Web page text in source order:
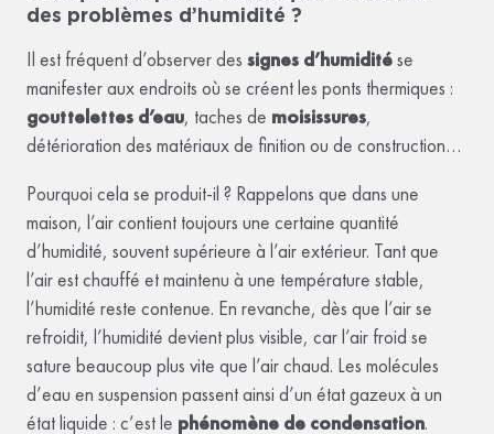
des problèmes d’humidité ?
Il est fréquent d’observer des signes d’humiditése
manifester aux endroits où se créent les ponts thermiques :
gouttelettes d’eau, taches de moisissures,
détérioration des matériaux de finition ou de construction…
Pourquoi cela se produit-il ? Rappelons que dans une
maison, l’air contient toujours une certaine quantité
d’humidité, souvent supérieure à l’air extérieur. Tant que
l’air est chauffé et maintenu à une température stable,
l’humidité reste contenue. En revanche, dès que l’air se
refroidit, l’humidité devient plus visible, car l’air froid se
sature beaucoup plus vite que l’air chaud. Les molécules
d’eau en suspension passent ainsi d’un état gazeux à un
état liquide : c’est le phénomène de condensation.